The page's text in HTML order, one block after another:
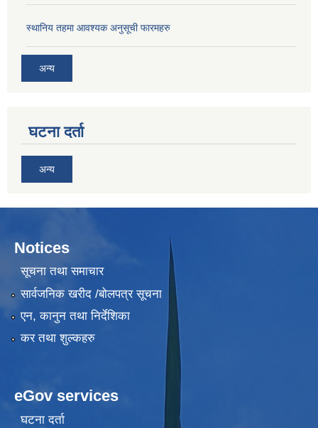
स्थानिय तहमा आवश्यक अनुसूची फारमहरु
अन्य
घटना दर्ता
अन्य
Notices
सूचना तथा समाचार
सार्वजनिक खरीद /बोलपत्र सूचना
एन, कानुन तथा निर्देशिका
कर तथा शुल्कहरु
eGov services
घटना दर्ता